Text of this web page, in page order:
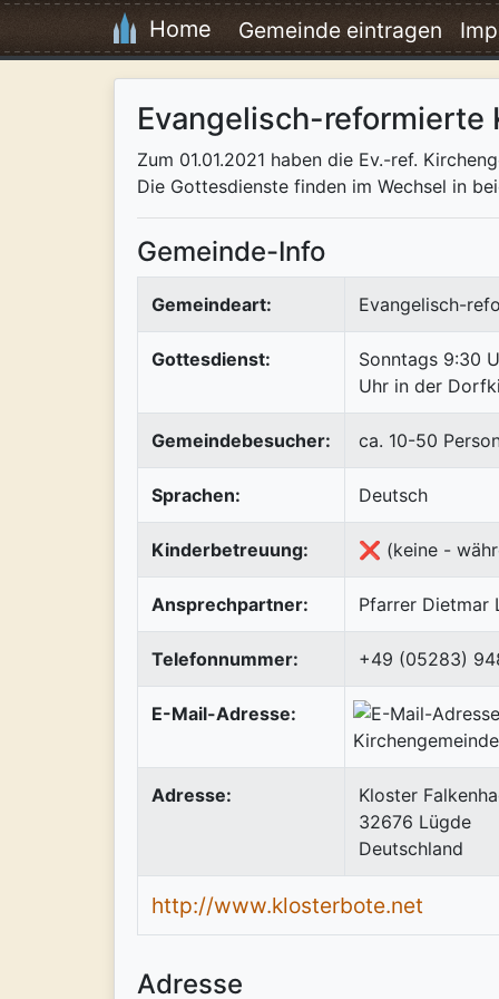
Home Gemeinde eintragen
Evangelisch-reformierte
Zum 01.01.2021 haben die Ev.-ref.
Die Gottesdienste finden im Wechsel in
Gemeinde-Info
Gemeindeart: Evangelisch-
Gottesdienst:
Sonntags 9:30
Uhr in der
Gemeindebesucher: ca. 10-50
Sprachen: Deutsch
Kinderbetreuung: ❌ (keine -
Ansprechpartner: Pfarrer Dietmar
Telefonnummer: +49 (05283)
E-Mail-Adresse:
Adresse:
Kloster
32676 Lügde
Deutschland
http://www.klosterbote.net
Adresse